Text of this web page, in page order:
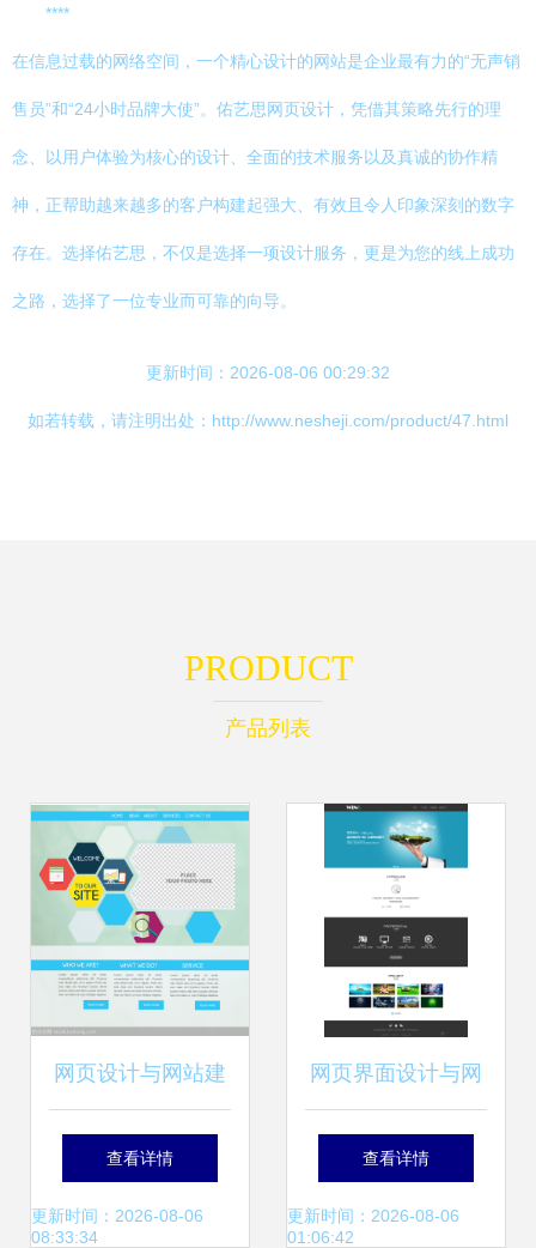
****
在信息过载的网络空间，一个精心设计的网站是企业最有力的“无声销
售员”和“24小时品牌大使”。佑艺思网页设计，凭借其策略先行的理
念、以用户体验为核心的设计、全面的技术服务以及真诚的协作精
神，正帮助越来越多的客户构建起强大、有效且令人印象深刻的数字
存在。选择佑艺思，不仅是选择一项设计服务，更是为您的线上成功
之路，选择了一位专业而可靠的向导。
更新时间：2026-08-06 00:29:32
如若转载，请注明出处：http://www.nesheji.com/product/47.html
PRODUCT
产品列表
网页设计与网站建
设 构筑数字时代的
基石
查看详情
更新时间：2026-08-06
08:33:34
网页界面设计与网
站建设 从蓝图到卓
越用户体验
查看详情
更新时间：2026-08-06
01:06:42